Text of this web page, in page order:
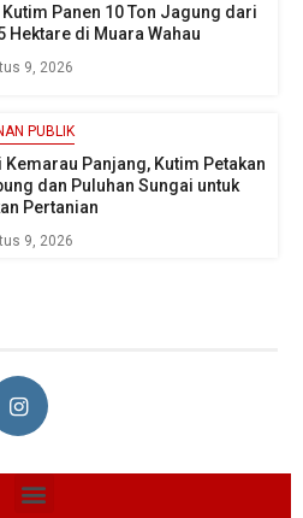
Panen 10 Ton Jagung dari
Hektare di Muara Wahau
9, 2026
PUBLIK
Kemarau Panjang, Kutim Petakan
dan Puluhan Sungai untuk
Pertanian
9, 2026